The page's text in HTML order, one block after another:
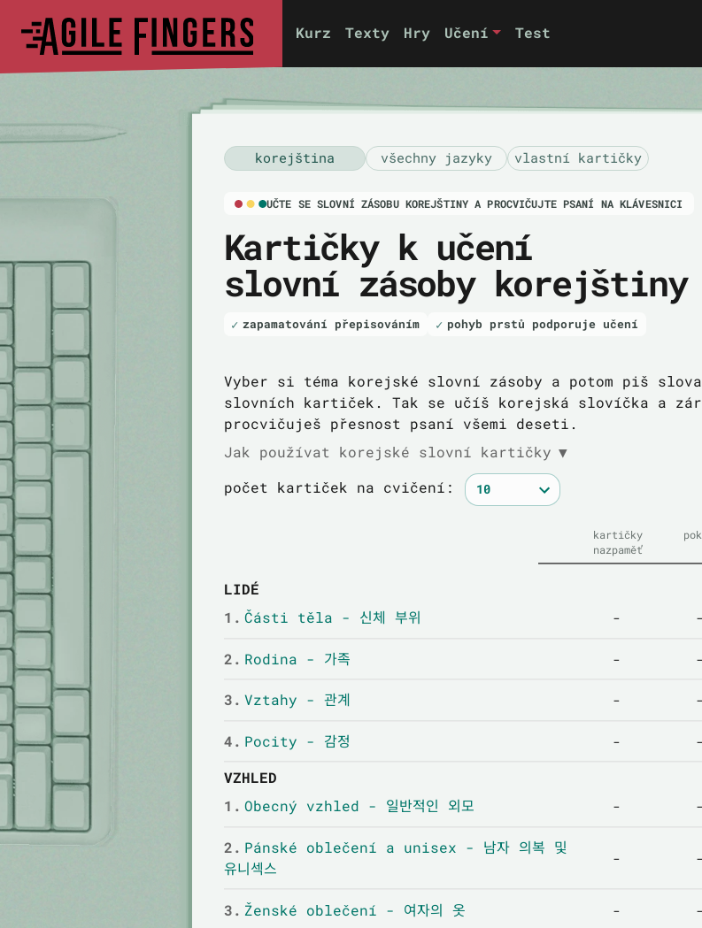
Kurz Texty Hry Učení Test
korejština všechny jazyky vlastní kartičky
UČTE SE SLOVNÍ ZÁSOBU KOREJŠTINY A PROCVIČUJTE PSANÍ NA KLÁVESNICI
Kartičky k učení
slovní zásoby korejštiny
zapamatování přepisováním pohyb prstů podporuje učení
Vyber si téma korejské slovní zásoby a potom piš
slovních kartiček. Tak se učíš korejská slovíčka a
procvičuješ přesnost psaní všemi deseti.
Jak používat korejské slovní kartičky ▼
počet kartiček na cvičení:
kartičky
nazpaměť
LIDÉ
1. Části těla - 신체 부위 - -
2. Rodina - 가족 - -
3. Vztahy - 관계 - -
4. Pocity - 감정 - -
VZHLED
1. Obecný vzhled - 일반적인 외모 - -
2. Pánské oblečení a unisex - 남자 의복 및
유니섹스
- -
3. Ženské oblečení - 여자의 옷 - -